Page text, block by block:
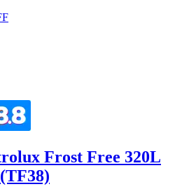
Frost Free 320L